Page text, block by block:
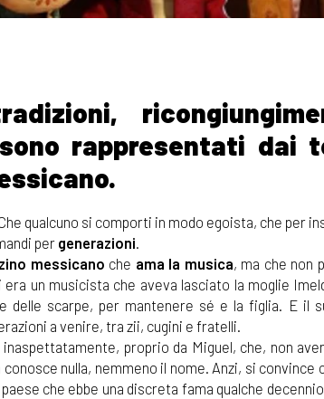
rappresentati dai
qualcuno si comporti in modo egoista, che per
per generazioni.
messicano che ama la musica, ma che non
un musicista che aveva lasciato la moglie
delle scarpe, per mantenere sé e la figlia. E il
a venire, tra zii, cugini e fratelli.
proprio da Miguel, che, non
nulla, nemmeno il nome. Anzi, si convince
che ebbe una discreta fama qualche